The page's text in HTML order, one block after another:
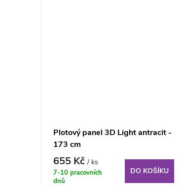
Plotový panel 3D Light antracit -
173 cm
655 Kč/ ks
7-10 pracovních
dnů
DO KOŠÍKU